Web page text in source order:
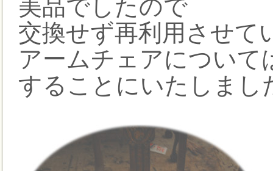
美品でしたので
交換せず再利用させて
アームチェアについて
することにいたしまし